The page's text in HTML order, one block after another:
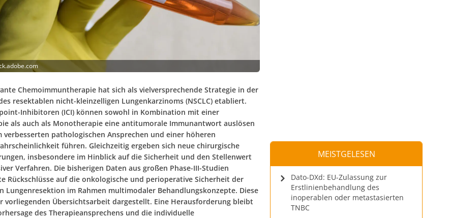
Chemoimmuntherapie hat sich als vielversprechende Strategie in der
resektablen nicht-kleinzelligen Lungenkarzinoms (NSCLC) etabliert.
Inhibitoren (ICI) können sowohl in Kombination mit einer
als auch als Monotherapie eine antitumorale Immunantwort auslösen
verbesserten pathologischen Ansprechen und einer höheren
führen. Gleichzeitig ergeben sich neue chirurgische
insbesondere im Hinblick auf die Sicherheit und den Stellenwert
Verfahren. Die bisherigen Daten aus großen Phase-III-Studien
Rückschlüsse auf die onkologische und perioperative Sicherheit der
Lungenresektion im Rahmen multimodaler Behandlungskonzepte. Diese
vorliegenden Übersichtsarbeit dargestellt. Eine Herausforderung bleibt
des Therapieansprechens und die individuelle
MEISTGELESEN
Dato-DXd: EU-Zulassung zur
Erstlinienbehandlung des
inoperablen oder metastasierten
TNBC